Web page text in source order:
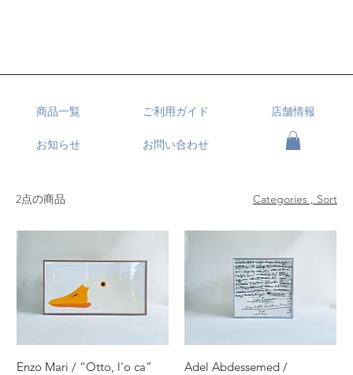
2点の商品 Categories , Sort
Enzo Mari / “Otto‚ l'o ca”
Adel Abdessemed /
お問い合わせ
ご利用ガイド
お知らせ
店舗情報
商品一覧